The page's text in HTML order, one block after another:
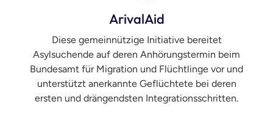
ArivalAid
Diese gemeinnützige Initiative bereitet
Asylsuchende auf deren Anhörungstermin beim
Bundesamt für Migration und Flüchtlinge vor und
unterstützt anerkannte Geflüchtete bei deren
ersten und drängendsten Integrationsschritten.